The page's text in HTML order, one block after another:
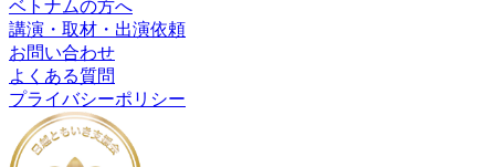
ベトナムの方へ
講演・取材・出演依頼
お問い合わせ
よくある質問
プライバシーポリシー